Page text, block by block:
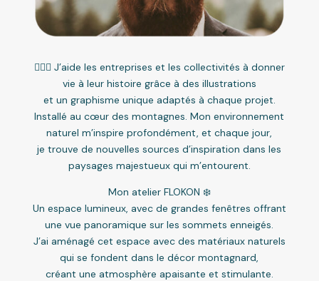
🧔🏼‍♂️ J’aide les entreprises et les collectivités à donner
vie à leur histoire grâce à des illustrations
et un graphisme unique adaptés à chaque projet.
Installé au cœur des montagnes. Mon environnement
naturel m’inspire profondément, et chaque jour,
je trouve de nouvelles sources d’inspiration dans les
paysages majestueux qui m’entourent.
Mon atelier FLOKON ❄️
Un espace lumineux, avec de grandes fenêtres offrant
une vue panoramique sur les sommets enneigés.
J’ai aménagé cet espace avec des matériaux naturels
qui se fondent dans le décor montagnard,
créant une atmosphère apaisante et stimulante.